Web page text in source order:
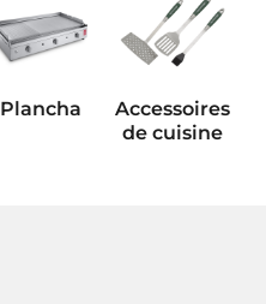
Plancha
Accessoires
de cuisine